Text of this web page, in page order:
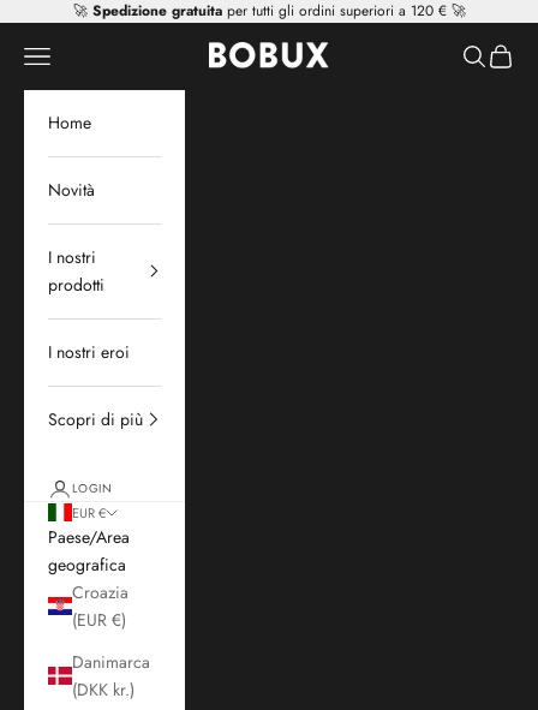
Vai al contenuto
🚀 Spedizione gratuitaper tutti gli ordini superiori a 120 € 🚀
Mr Tiggle - Distributor
Apri il menu di navigazione Mostra il
Home
Novità
I nostri
prodotti
I nostri eroi
Scopri di più
LOGIN
EUR €
Paese/Area
geografica
Croazia
(EUR €)
Danimarca
(DKK kr.)